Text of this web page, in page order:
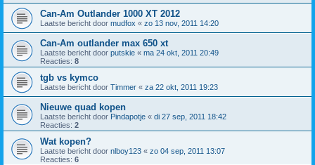
Can-Am Outlander 1000 XT 2012
Laatste bericht door mudfox « zo 13 nov, 2011 14:20
Can-Am outlander max 650 xt
Laatste bericht door putskie « ma 24 okt, 2011 20:49
Reacties: 8
tgb vs kymco
Laatste bericht door Timmer « za 22 okt, 2011 19:23
Nieuwe quad kopen
Laatste bericht door Pindapotje « di 27 sep, 2011 18:42
Reacties: 2
Wat kopen?
Laatste bericht door nlboy123 « zo 04 sep, 2011 13:07
Reacties: 6